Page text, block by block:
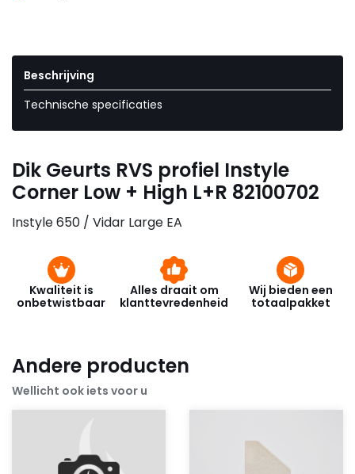
Beschrijving
Technische specificaties
Dik Geurts RVS profiel Instyle
Corner Low + High L+R 82100702
Instyle 650 / Vidar Large EA
Kwaliteit is
onbetwistbaar
Alles draait om
klanttevredenheid
Wij bieden een
totaalpakket
Andere producten
Wellicht ook iets voor u